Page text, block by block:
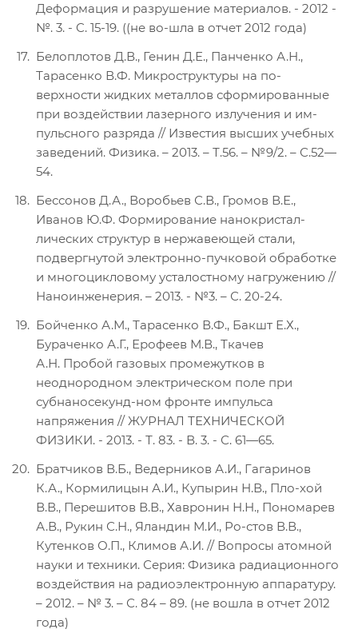
Деформация и разрушение материалов. - 2012 -
№. 3. - C. 15-19. ((не во-шла в отчет 2012 года)
Белоплотов Д.В., Генин Д.Е., Панченко А.Н.,
Тарасенко В.Ф. Микроструктуры на по-
верхности жидких металлов сформированные
при воздействии лазерного излучения и им-
пульсного разряда // Известия высших учебных
заведений. Физика. – 2013. – Т.56. – №9/2. – С.52—
54.
Бессонов Д.А., Воробьев С.В., Громов В.Е.,
Иванов Ю.Ф. Формирование нанокристал-
лических структур в нержавеющей стали,
подвергнутой электронно-пучковой обработке
и многоцикловому усталостному нагружению //
Наноинженерия. – 2013. - №3. – С. 20-24.
Бойченко А.М., Тарасенко В.Ф., Бакшт Е.Х.,
Бураченко А.Г., Ерофеев М.В., Ткачев
А.Н. Пробой газовых промежутков в
неоднородном электрическом поле при
субнаносекунд-ном фронте импульса
напряжения // ЖУРНАЛ ТЕХНИЧЕСКОЙ
ФИЗИКИ. - 2013. - Т. 83. - В. 3. - С. 61—65.
Братчиков В.Б., Ведерников А.И., Гагаринов
К.А., Кормилицын А.И., Купырин Н.В., Пло-хой
В.В., Перешитов В.В., Хавронин Н.Н., Пономарев
А.В., Рукин С.Н., Яландин М.И., Ро-стов В.В.,
Кутенков О.П., Климов А.И. // Вопросы атомной
науки и техники. Серия: Физика радиационного
воздействия на радиоэлектронную аппаратуру.
– 2012. – № 3. – С. 84 – 89. (не вошла в отчет 2012
года)